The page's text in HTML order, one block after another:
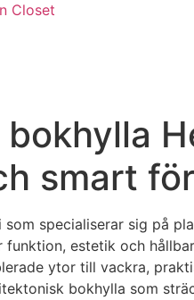
Closet
smart
specialiserar sig på
funktion, estetik och
ytor till vackra,
bokhylla som